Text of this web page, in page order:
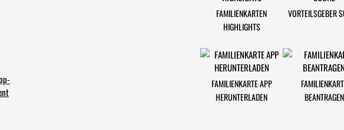
FAMILIENKARTEN
HIGHLIGHTS
VORTEILSGEBER
FAMILIENKARTE APP
HERUNTERLADEN
BEANTRAGEN